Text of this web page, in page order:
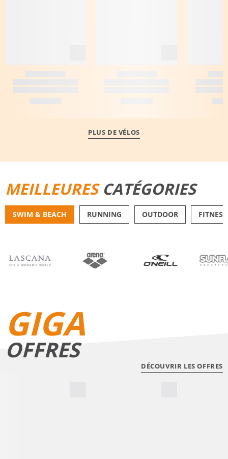
PLUS DE VÉLOS
MEILLEURESCATÉGORIES
SWIM & BEACH RUNNING OUTDOOR FITNESS
GIGA
OFFRES
DÉCOUVRIR LES OFFRES